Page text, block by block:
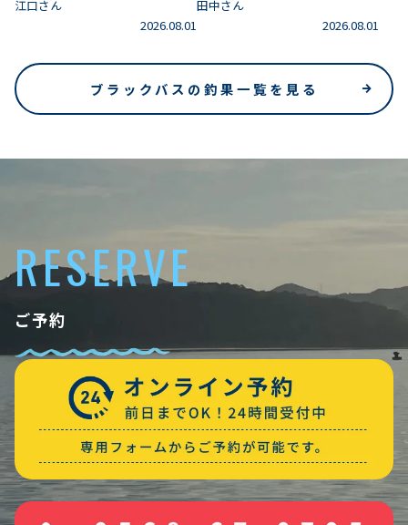
江口さん
2026.08.01
田中さん
2026.08.01
ブラックバスの釣果一覧を見る
RESERVE
ご予約